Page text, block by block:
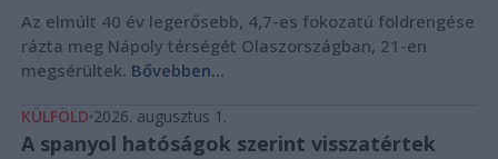
Az elmúlt 40 év legerősebb, 4,7-es fokozatú földrengése
rázta meg Nápoly térségét Olaszországban, 21-en
megsérültek. Bővebben...
KÜLFÖLD 2026. augusztus 1.
A spanyol hatóságok szerint visszatértek